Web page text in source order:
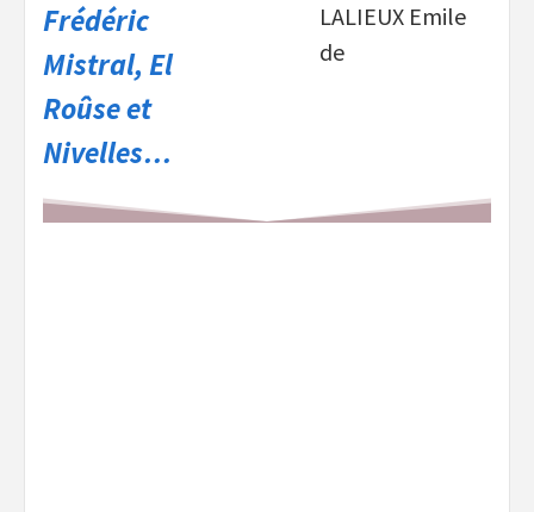
Frédéric
Mistral, El
Roûse et
Nivelles…
LALIEUX Emile
de